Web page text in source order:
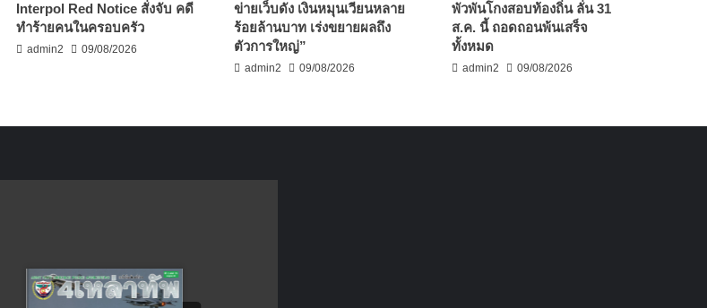
Interpol Red Notice สั่งจับ คดี
ทำร้ายคนในครอบครัว
admin2 09/08/2026
ข่ายเว็บดัง เงินหมุนเวียนหลาย
ร้อยล้านบาท เร่งขยายผลถึง
ตัวการใหญ่”
admin2 09/08/2026
พัวพันโกงสอบท้องถิ่น ลั่น 31
ส.ค. นี้ ถอดถอนพ้นเสร็จ
ทั้งหมด
admin2 09/08/2026